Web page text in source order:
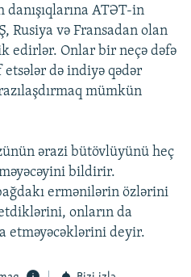
danışıqlarına ATƏT-in
Rusiya və Fransadan olan
edirlər. Onlar bir neçə dəfə
də indiyə qədər
mümkün
ərazi bütövlüyünü heç
bildirir.
ermənilərin özlərini
onların da
etməyəcəklərini deyir.